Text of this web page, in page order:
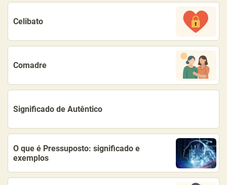
Celibato
Comadre
Significado de Autêntico
O que é Pressuposto: significado e
exemplos